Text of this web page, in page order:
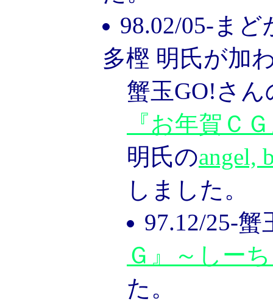
98.02/05-ま
多樫 明氏が加
蟹玉GO!さん
『お年賀Ｃ
明氏のangel,
しました。
97.12/25-
Ｇ』～しー
た。